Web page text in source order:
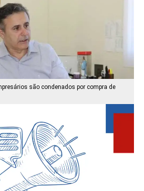
são condenados por compra de